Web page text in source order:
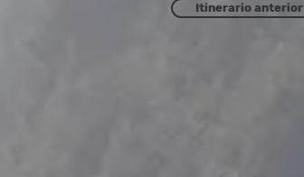
Itinerario anterior